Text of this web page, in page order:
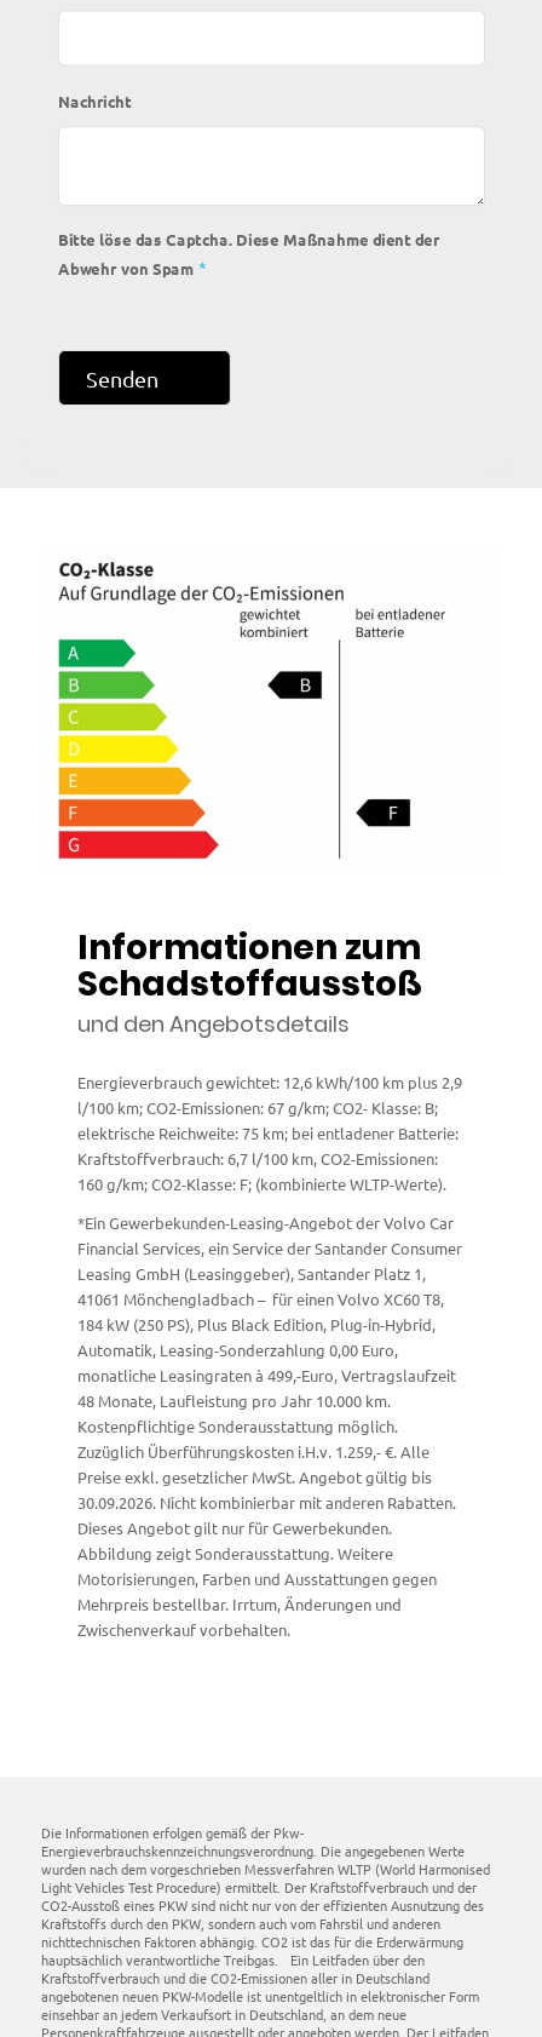
Nachricht
Bitte löse das Captcha. Diese Maßnahme dient der
Abwehr von Spam *
Informationen zum
Schadstoffausstoß
und den Angebotsdetails
Energieverbrauch gewichtet: 12,6 kWh/100 km plus 2,9
l/100 km; CO2-Emissionen: 67 g/km; CO2- Klasse: B;
elektrische Reichweite: 75 km; bei entladener Batterie:
Kraftstoffverbrauch: 6,7 l/100 km, CO2-Emissionen:
160 g/km; CO2-Klasse: F; (kombinierte WLTP-Werte).
*Ein Gewerbekunden-Leasing-Angebot der Volvo Car
Financial Services, ein Service der Santander Consumer
Leasing GmbH (Leasinggeber), Santander Platz 1,
41061 Mönchengladbach – für einen Volvo XC60 T8,
184 kW (250 PS), Plus Black Edition, Plug-in-Hybrid,
Automatik, Leasing-Sonderzahlung 0,00 Euro,
monatliche Leasingraten à 499,-Euro, Vertragslaufzeit
48 Monate, Laufleistung pro Jahr 10.000 km.
Kostenpflichtige Sonderausstattung möglich.
Zuzüglich Überführungskosten i.H.v. 1.259,- €. Alle
Preise exkl. gesetzlicher MwSt. Angebot gültig bis
30.09.2026. Nicht kombinierbar mit anderen Rabatten.
Dieses Angebot gilt nur für Gewerbekunden.
Abbildung zeigt Sonderausstattung. Weitere
Motorisierungen, Farben und Ausstattungen gegen
Mehrpreis bestellbar. Irrtum, Änderungen und
Zwischenverkauf vorbehalten.
Die Informationen erfolgen gemäß der Pkw-
Energieverbrauchskennzeichnungsverordnung. Die angegebenen Werte
wurden nach dem vorgeschrieben Messverfahren WLTP (World Harmonised
Light Vehicles Test Procedure) ermittelt. Der Kraftstoffverbrauch und der
CO2-Ausstoß eines PKW sind nicht nur von der effizienten Ausnutzung des
Kraftstoffs durch den PKW, sondern auch vom Fahrstil und anderen
nichttechnischen Faktoren abhängig. CO2 ist das für die Erderwärmung
hauptsächlich verantwortliche Treibgas. Ein Leitfaden über den
Kraftstoffverbrauch und die CO2-Emissionen aller in Deutschland
angebotenen neuen PKW-Modelle ist unentgeltlich in elektronischer Form
einsehbar an jedem Verkaufsort in Deutschland, an dem neue
Personenkraftfahrzeuge ausgestellt oder angeboten werden. Der Leitfaden